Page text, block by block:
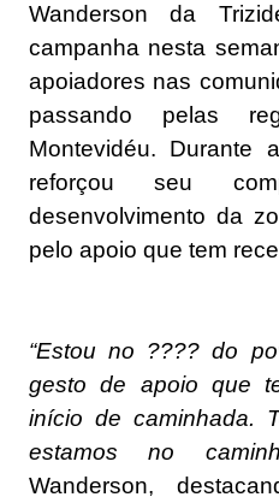
Wanderson da
campanha nesta
apoiadores nas
passando pelas
Montevidéu. Durante
reforçou seu
desenvolvimento da
pelo apoio que tem
“Estou no ???? do
gesto de apoio que
início de caminhada.
estamos no
Wanderson,